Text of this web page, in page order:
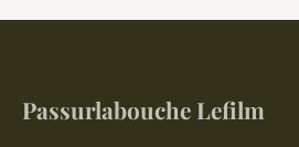
Passurlabouche Lefilm